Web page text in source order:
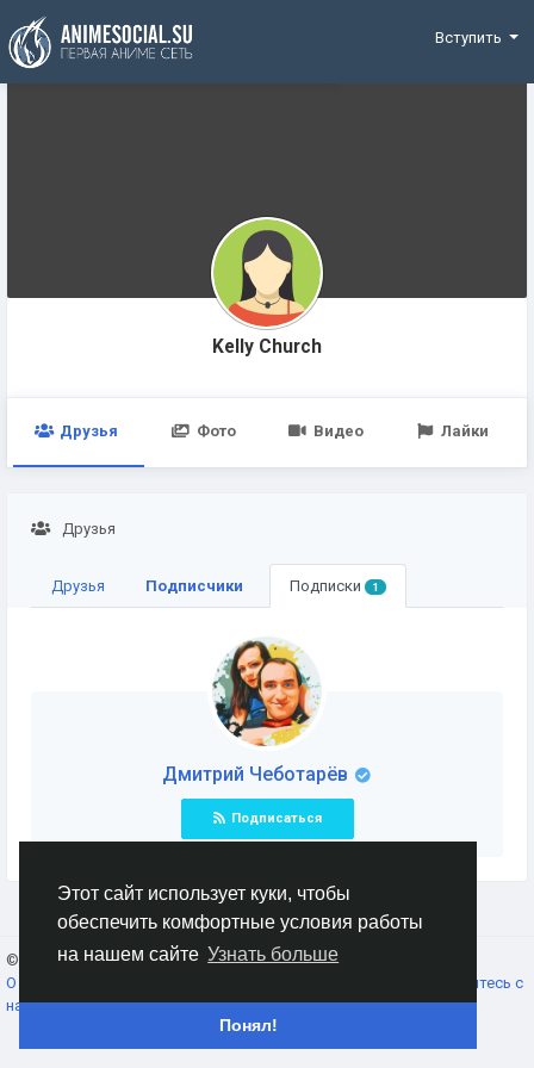
Этот сайт использует куки, чтобы
обеспечить комфортные условия работы
на нашем сайте Узнать больше
Понял!
Funding
Вступить
Kelly Church
Друзья Фото Видео Лайки
Друзья
Друзья Подписчики Подписки 1
Дмитрий Чеботарёв
Подписаться
© 2026 AnimeSocial.SU - Первая аниме сеть!
О нас
Свяжитесь с
нами
Каталог